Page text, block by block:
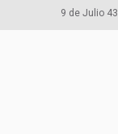
9 de Julio